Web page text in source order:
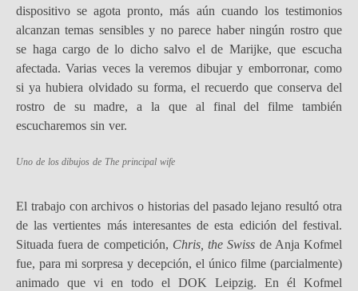
dispositivo se agota pronto, más aún cuando los testimonios
alcanzan temas sensibles y no parece haber ningún rostro que
se haga cargo de lo dicho salvo el de Marijke, que escucha
afectada. Varias veces la veremos dibujar y emborronar, como
si ya hubiera olvidado su forma, el recuerdo que conserva del
rostro de su madre, a la que al final del filme también
escucharemos sin ver.
Uno de los dibujos de The principal wife
El trabajo con archivos o historias del pasado lejano resultó otra
de las vertientes más interesantes de esta edición del festival.
Situada fuera de competición, Chris, the Swiss de Anja Kofmel
fue, para mi sorpresa y decepción, el único filme (parcialmente)
animado que vi en todo el DOK Leipzig. En él Kofmel